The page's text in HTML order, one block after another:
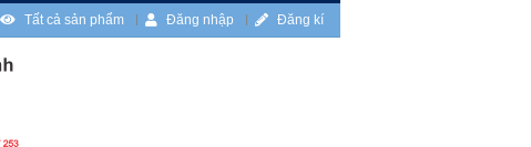
Tất cả sản phẩm Đăng nhập Đăng kí